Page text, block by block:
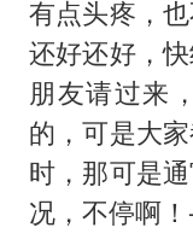
有点头疼，
还好还好，
朋友请过来
的，可是大
时，那可是
况，不停啊